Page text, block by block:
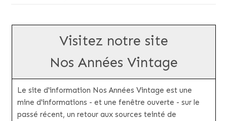
Visitez notre site
Nos Années Vintage
Le site d'information Nos Années Vintage est une
mine d'informations - et une fenêtre ouverte - sur le
passé récent, un retour aux sources teinté de